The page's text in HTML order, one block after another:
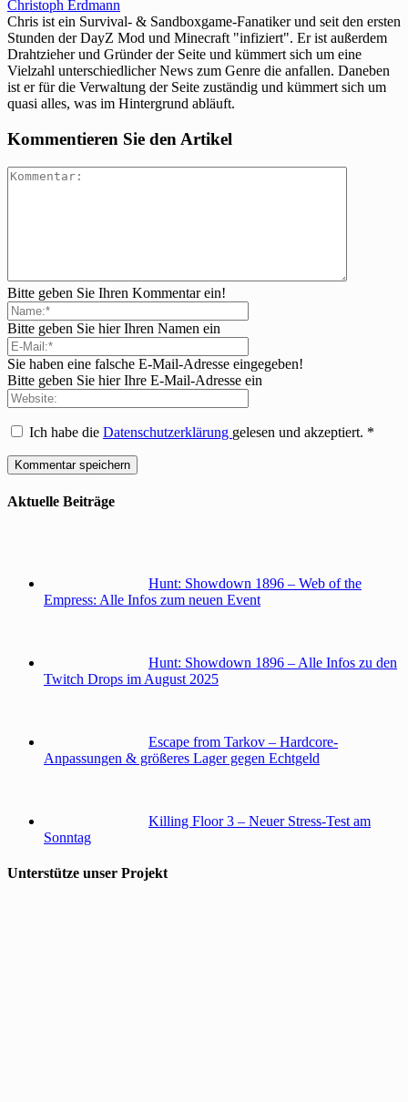
Christoph Erdmann
Chris ist ein Survival- & Sandboxgame-Fanatiker und seit den ersten
Stunden der DayZ Mod und Minecraft "infiziert". Er ist außerdem
Drahtzieher und Gründer der Seite und kümmert sich um eine
Vielzahl unterschiedlicher News zum Genre die anfallen. Daneben
ist er für die Verwaltung der Seite zuständig und kümmert sich um
quasi alles, was im Hintergrund abläuft.
Kommentieren Sie den Artikel
Bitte geben Sie Ihren Kommentar ein!
Bitte geben Sie hier Ihren Namen ein
Sie haben eine falsche E-Mail-Adresse eingegeben!
Bitte geben Sie hier Ihre E-Mail-Adresse ein
Ich habe die Datenschutzerklärung gelesen und akzeptiert. *
Aktuelle Beiträge
Hunt: Showdown 1896 – Web of the
Empress: Alle Infos zum neuen Event
Hunt: Showdown 1896 – Alle Infos zu den
Twitch Drops im August 2025
Escape from Tarkov – Hardcore-
Anpassungen & größeres Lager gegen Echtgeld
Killing Floor 3 – Neuer Stress-Test am
Sonntag
Unterstütze unser Projekt